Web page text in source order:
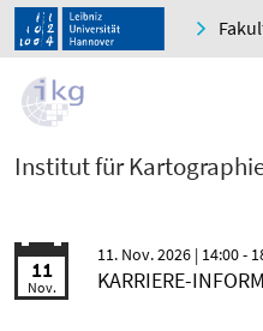
Institut für
11
Nov.
11. Nov. 2026 | 14:00 -
KARRIERE-